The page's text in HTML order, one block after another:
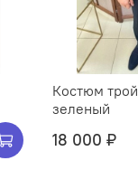
Костюм
зеленый
18 000 ₽